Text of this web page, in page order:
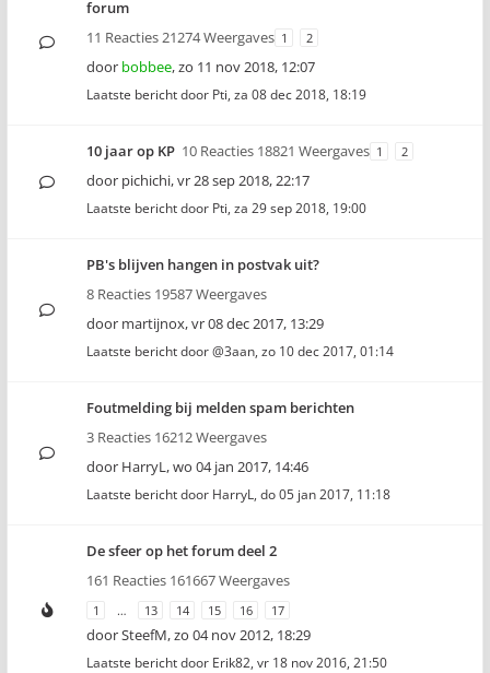
forum
11 Reacties 21274 Weergaves 1 2
door bobbee,zo 11 nov 2018, 12:07
Laatste bericht door Pti, za 08 dec 2018, 18:19
10 jaar op KP 10 Reacties 18821 Weergaves 1 2
door pichichi,vr 28 sep 2018, 22:17
Laatste bericht door Pti, za 29 sep 2018, 19:00
PB's blijven hangen in postvak uit?
8 Reacties 19587 Weergaves
door martijnox,vr 08 dec 2017, 13:29
Laatste bericht door@3aan, zo 10 dec 2017, 01:14
Foutmelding bij melden spam berichten
3 Reacties 16212 Weergaves
door HarryL,wo 04 jan 2017, 14:46
Laatste bericht door HarryL, do 05 jan 2017, 11:18
De sfeer op het forum deel 2
161 Reacties 161667 Weergaves
1 … 13 14 15 16 17
doorSteefM,zo 04 nov 2012, 18:29
Laatste bericht door Erik82, vr 18 nov 2016, 21:50